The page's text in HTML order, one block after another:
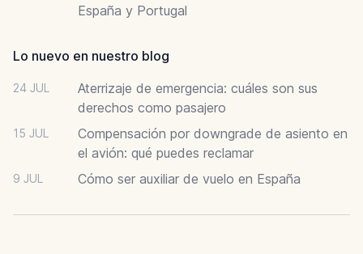
España y Portugal
Lo nuevo en nuestro blog
24 JUL
Aterrizaje de emergencia: cuáles son sus
derechos como pasajero
15 JUL
Compensación por downgrade de asiento en
el avión: qué puedes reclamar
9 JUL Cómo ser auxiliar de vuelo en España